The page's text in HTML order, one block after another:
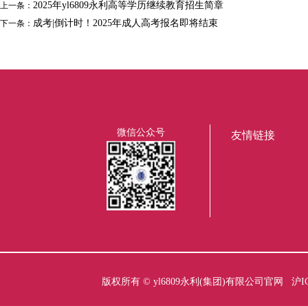
上一条： 2025年yl6809永利高等学历继续教育招生简章
下一条： 成考|倒计时！2025年成人高考报名即将结束
微信公众号 友情链接
版权所有 © yl6809永利(集团)有限公司官网
沪